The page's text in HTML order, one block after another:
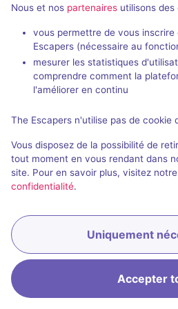
Accueil Recherche
Salle fermée
Mission Galactique - Le
3,1 / 5 7 avis
2 - 7
Science-Fiction
Nous et nos partenaires utilisons des
vous permettre de vous
Escapers (nécessaire au
mesurer les statistiques
comprendre comment la
l'améliorer en continu
The Escapers n'utilise pas de cookie
Vous disposez de la possibilité de
tout moment en vous rendant dans
site. Pour en savoir plus, visitez notre
confidentialité.
Uniquement
Accepter